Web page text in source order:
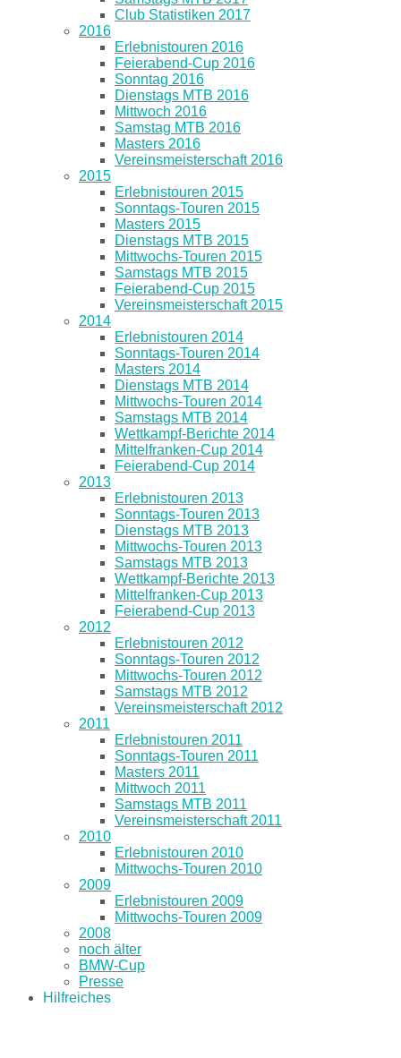
Club Statistiken 2017
2016
Erlebnistouren 2016
Feierabend-Cup 2016
Sonntag 2016
Dienstags MTB 2016
Mittwoch 2016
Samstag MTB 2016
Masters 2016
Vereinsmeisterschaft 2016
2015
Erlebnistouren 2015
Sonntags-Touren 2015
Masters 2015
Dienstags MTB 2015
Mittwochs-Touren 2015
Samstags MTB 2015
Feierabend-Cup 2015
Vereinsmeisterschaft 2015
2014
Erlebnistouren 2014
Sonntags-Touren 2014
Masters 2014
Dienstags MTB 2014
Mittwochs-Touren 2014
Samstags MTB 2014
Wettkampf-Berichte 2014
Mittelfranken-Cup 2014
Feierabend-Cup 2014
2013
Erlebnistouren 2013
Sonntags-Touren 2013
Dienstags MTB 2013
Mittwochs-Touren 2013
Samstags MTB 2013
Wettkampf-Berichte 2013
Mittelfranken-Cup 2013
Feierabend-Cup 2013
2012
Erlebnistouren 2012
Sonntags-Touren 2012
Mittwochs-Touren 2012
Samstags MTB 2012
Vereinsmeisterschaft 2012
2011
Erlebnistouren 2011
Sonntags-Touren 2011
Masters 2011
Mittwoch 2011
Samstags MTB 2011
Vereinsmeisterschaft 2011
2010
Erlebnistouren 2010
Mittwochs-Touren 2010
2009
Erlebnistouren 2009
Mittwochs-Touren 2009
2008
noch älter
BMW-Cup
Presse
Hilfreiches